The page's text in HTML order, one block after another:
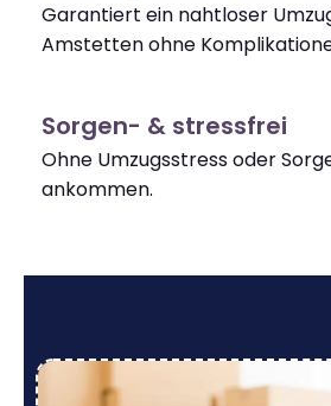
Garantiert ein nahtloser
Amstetten ohne
Sorgen- & stressfrei
Ohne Umzugsstress oder
ankommen.